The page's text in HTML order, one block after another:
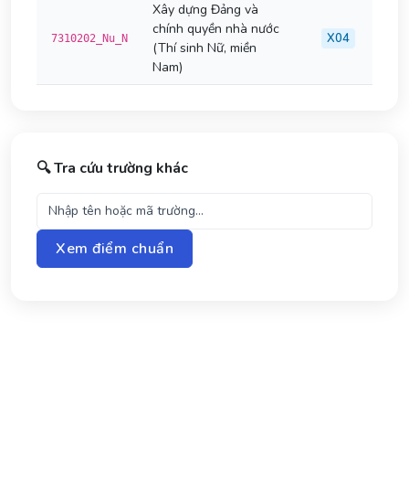
7310202_Nu_N
Xây dựng Đảng và
chính quyền nhà nước
(Thí sinh Nữ, miền
Nam)
X04
🔍 Tra cứu trường khác
Xem điểm chuẩn